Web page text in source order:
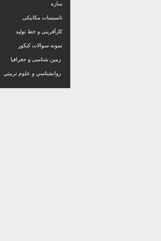
سازه
تاسیسات مکانیکی
کارآفرینی و خط تولید
نمونه سوالات کنکور
زمین شناسی و جغرافیا
روانشناسي و علوم تربيتي